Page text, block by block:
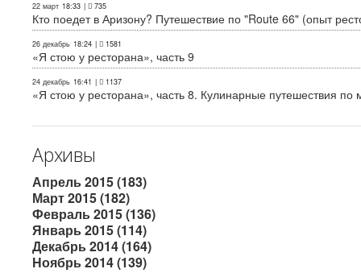
22 март 18:33 | 735
Кто поедет в Аризону? Путешествие по "Route 66" (опыт
26 декабрь 18:24 | 1581
«Я стою у ресторана», часть 9
24 декабрь 16:41 | 1137
«Я стою у ресторана», часть 8. Кулинарные путешествия по
Архивы
Апрель 2015 (183)
Март 2015 (182)
Февраль 2015 (136)
Январь 2015 (114)
Декабрь 2014 (164)
Ноябрь 2014 (139)